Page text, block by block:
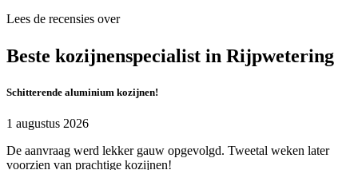
Lees de recensies over
Beste kozijnenspecialist in Rijpwetering
Schitterende aluminium kozijnen!
1 augustus 2026
De aanvraag werd lekker gauw opgevolgd. Tweetal weken later
voorzien van prachtige kozijnen!